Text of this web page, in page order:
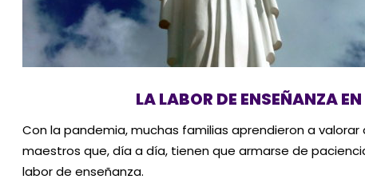
LA LABOR DE ENSEÑANZA
Con la pandemia, muchas familias aprendieron a
maestros que, día a día, tienen que armarse de
labor de enseñanza.